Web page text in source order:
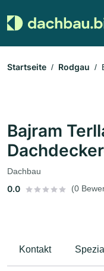
Startseite Rodgau
Bajram
Dachbau
0.0 (0
Kontakt